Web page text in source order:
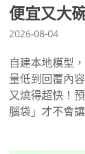
便宜又大
2026-08-04
自建本地模型
量低到回覆內
又燒得超快！
腦袋」才不會